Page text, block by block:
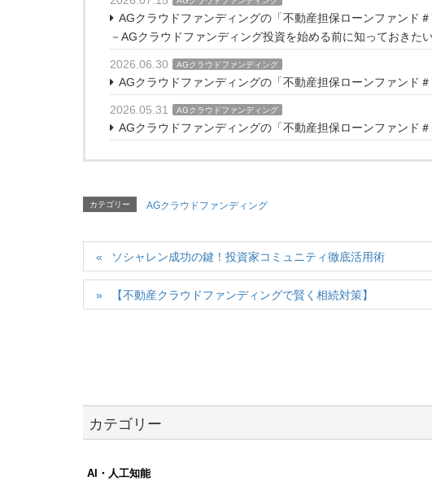
AGクラウドファンディングの「不動産担保ローンファンド
－AGクラウドファンディング投資を始める前に知っておきた
2026.06.30 AGクラウドファンディング
AGクラウドファンディングの「不動産担保ローンファンド
2026.05.31 AGクラウドファンディング
AGクラウドファンディングの「不動産担保ローンファンド
カテゴリー AGクラウドファンディング
ソシャレン成功の鍵！投資家コミュニティ徹底活用術
【不動産クラウドファンディングで賢く相続対策】
カテゴリー
AI・人工知能